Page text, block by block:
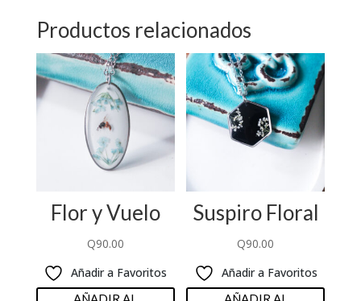
Productos relacionados
Flor y Vuelo
Q90.00
Añadir a Favoritos
Suspiro Floral
Q90.00
Añadir a Favoritos